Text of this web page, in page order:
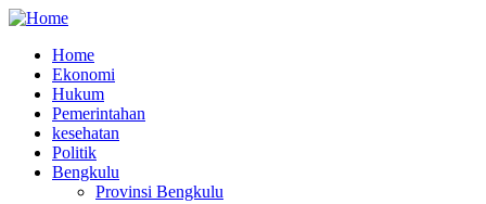
Main
navigation
Home
Ekonomi
Hukum
Pemerintahan
kesehatan
Politik
Bengkulu
Provinsi Bengkulu